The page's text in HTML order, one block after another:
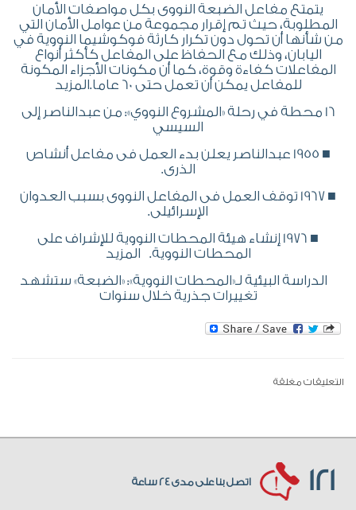
يتمتع مفاعل الضبعة النووى بكل مواصفات الأمان
المطلوبة، حيث تم إقرار مجموعة من عوامل الأمان التي
من شأنها أن تحول دون تكرار كارثة فوكوشيما النووية في
اليابان، وذلك مع الحفاظ على المفاعل كأكثر أنواع
المفاعلات كفاءة وقوة، كما أن مكونات الأجزاء المكونة
للمفاعل يمكن أن تعمل حتى 60 عاما.المزيد
16 محطة في رحلة «المشروع النووي»: من عبدالناصر إلى
السيسي
■ 1955 عبدالناصر يعلن بدء العمل فى مفاعل أنشاص
الذرى.
■ 1967 توقف العمل فى المفاعل النووى بسبب العدوان
الإسرائيلى.
■ 1976 إنشاء هيئة المحطات النووية للإشراف على
المحطات النووية. المزيد
الدراسة البيئية لـ«المحطات النووية»: «الضبعة» ستشهد
تغييرات جذرية خلال سنوات
التعليقات مغلقة
121 اتصل بنا على مدى 24 ساعة